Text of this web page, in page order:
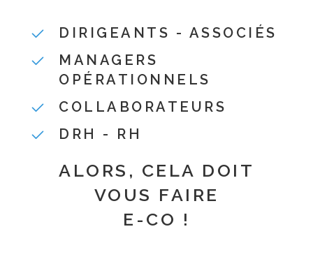
DIRIGEANTS - ASSOCIÉS
MANAGERS
OPÉRATIONNELS
COLLABORATEURS
DRH - RH
ALORS, CELA DOIT
VOUS FAIRE
E-CO !